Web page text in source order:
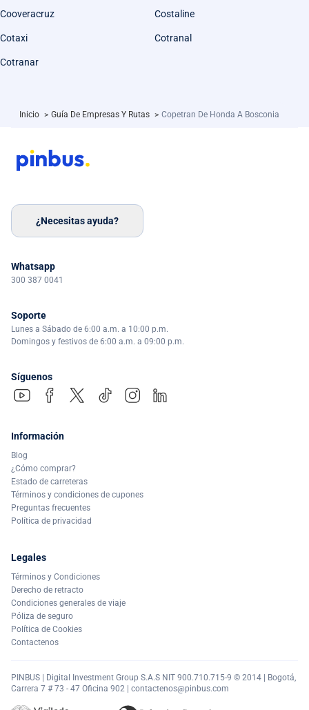
Cooveracruz Costaline
Cotaxi Cotranal
Cotranar
Inicio > Guía De Empresas Y Rutas > Copetran De Honda A Bosconia
¿Necesitas ayuda?
Whatsapp
300 387 0041
Soporte
Lunes a Sábado de 6:00 a.m. a 10:00 p.m.
Domingos y festivos de 6:00 a.m. a 09:00 p.m.
Síguenos
Información
Blog
¿Cómo comprar?
Estado de carreteras
Términos y condiciones de cupones
Preguntas frecuentes
Política de privacidad
Legales
Términos y Condiciones
Derecho de retracto
Condiciones generales de viaje
Póliza de seguro
Política de Cookies
Contactenos
PINBUS | Digital Investment Group S.A.S NIT 900.710.715-9 © 2014 | Bogotá,
Carrera 7 # 73 - 47 Oficina 902 | contactenos@pinbus.com